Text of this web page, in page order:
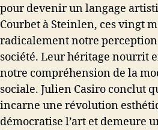
pour devenir un langage
Courbet à Steinlen, ces vingt
radicalement notre perception
société. Leur héritage nourrit
notre compréhension de la
sociale. Julien Casiro conclut
incarne une révolution
démocratise l’art et demeure